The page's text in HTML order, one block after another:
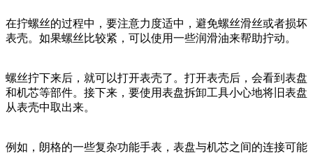
在拧螺丝的过程中，要注意力度适中，避免螺丝滑丝或者损坏
表壳。如果螺丝比较紧，可以使用一些润滑油来帮助拧动。
螺丝拧下来后，就可以打开表壳了。打开表壳后，会看到表盘
和机芯等部件。接下来，要使用表盘拆卸工具小心地将旧表盘
从表壳中取出来。
例如，朗格的一些复杂功能手表，表盘与机芯之间的连接可能